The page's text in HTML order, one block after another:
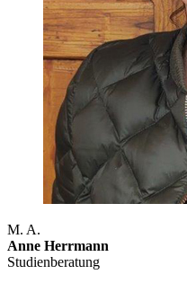
M. A.
Anne Herrmann
Studienberatung